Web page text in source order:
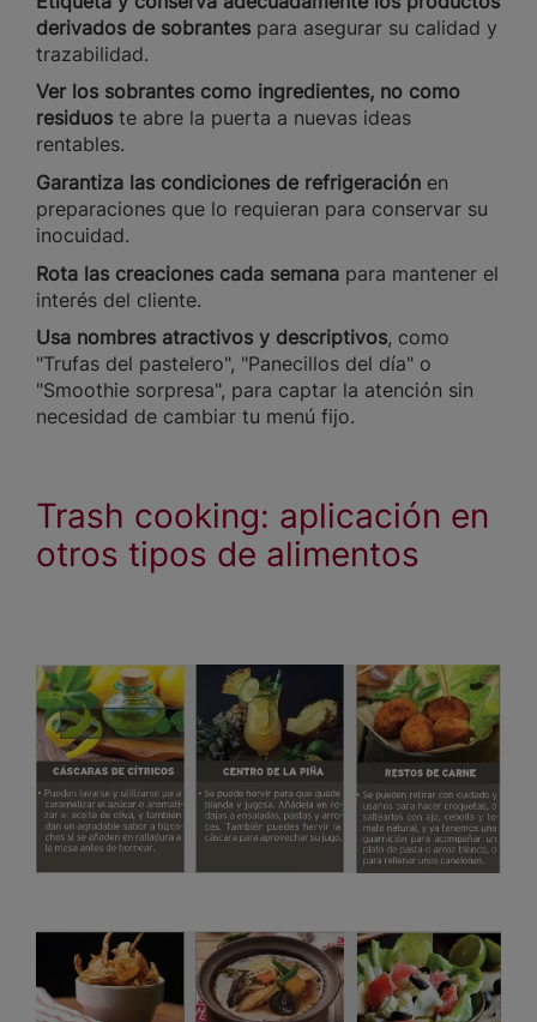
derivados de sobrantes para asegurar su calidad y
trazabilidad.
Ver los sobrantes como ingredientes, no como
residuos te abre la puerta a nuevas ideas
rentables.
Garantiza las condiciones de refrigeración en
preparaciones que lo requieran para conservar su
inocuidad.
Rota las creaciones cada semana para mantener el
interés del cliente.
Usa nombres atractivos y descriptivos, como
"Trufas del pastelero", "Panecillos del día" o
"Smoothie sorpresa", para captar la atención sin
necesidad de cambiar tu menú fijo.
Trash cooking: aplicación en
otros tipos de alimentos